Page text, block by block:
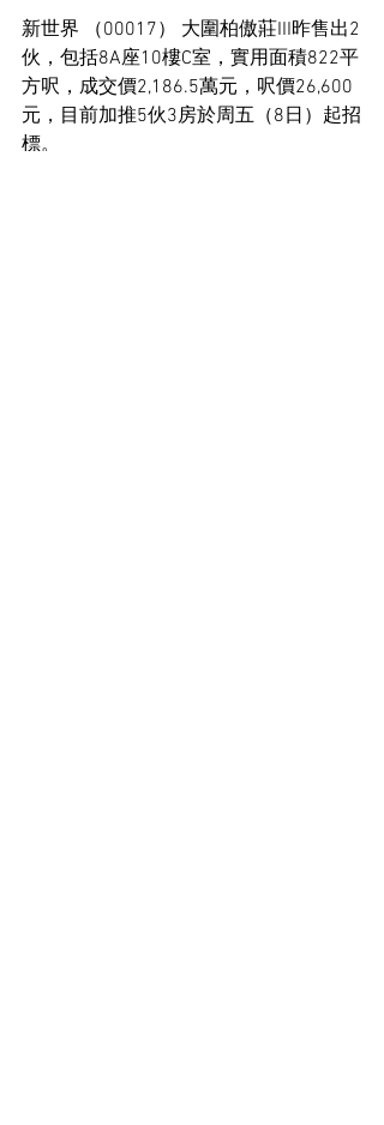
新世界 （00017） 大圍柏傲莊III昨售出2
伙，包括8A座10樓C室，實用面積822平
方呎，成交價2,186.5萬元，呎價26,600
元，目前加推5伙3房於周五（8日）起招
標。